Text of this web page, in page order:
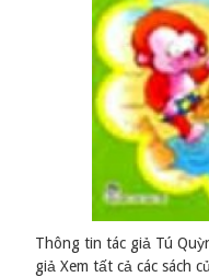
Thông tin tác giả Tú
giả Xem tất cả các sách